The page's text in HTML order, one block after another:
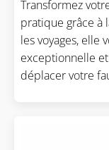
Transformez
pratique grâce à
les voyages, elle
exceptionnelle
déplacer votre